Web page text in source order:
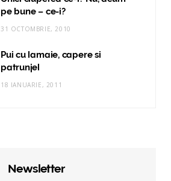
pe bune – ce-i?
31 OCTOMBRIE, 2010
Pui cu lamaie, capere si
patrunjel
18 IANUARIE, 2011
Newsletter